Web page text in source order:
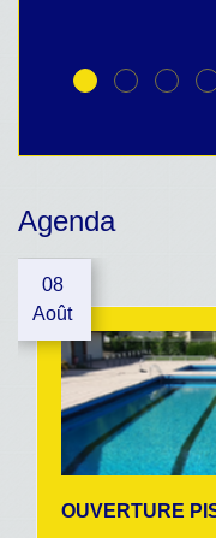
Agenda
08
Août
OUVERTURE